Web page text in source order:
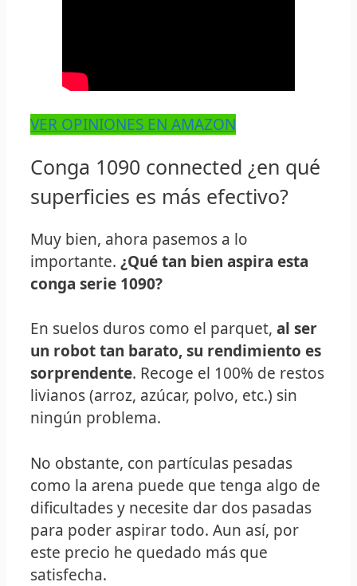
VER OPINIONES EN AMAZON
Conga 1090 connected ¿en qué
superficies es más efectivo?
Muy bien, ahora pasemos a lo
importante. ¿Qué tan bien aspira esta
conga serie 1090?
En suelos duros como el parquet, al ser
un robot tan barato, su rendimiento es
sorprendente. Recoge el 100% de restos
livianos (arroz, azúcar, polvo, etc.) sin
ningún problema.
No obstante, con partículas pesadas
como la arena puede que tenga algo de
dificultades y necesite dar dos pasadas
para poder aspirar todo. Aun así, por
este precio he quedado más que
satisfecha.